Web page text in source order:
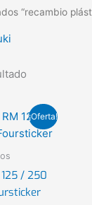
“recambio
¡Oferta!
/ 250